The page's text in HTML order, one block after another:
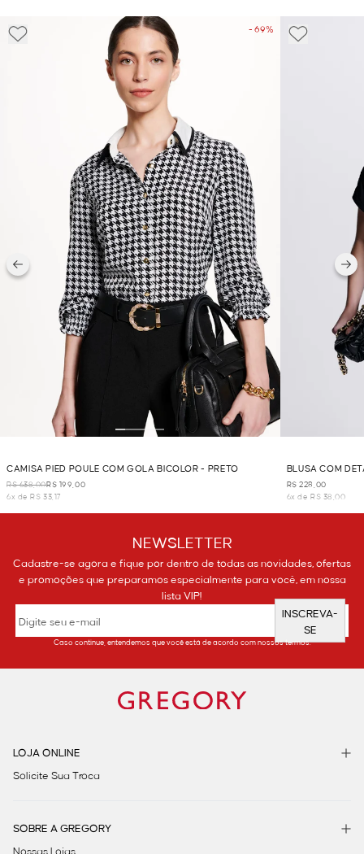
- 69%
CAMISA PIED POULE COM GOLA BICOLOR - PRETO
R$ 638,00R$ 199,00
6x de R$ 33,17
BLUSA COM
R$ 228,00
6x de R$ 38,00
NEWSLETTER
Cadastre-se agora e fique por dentro de todas as novidades, ofertas
e promoções que preparamos especialmente para você, em nossa
lista VIP!
INSCREVA-
SE
Caso continue, entendemos que você está de acordo com nossos termos.
LOJA ONLINE
Solicite Sua Troca
SOBRE A GREGORY